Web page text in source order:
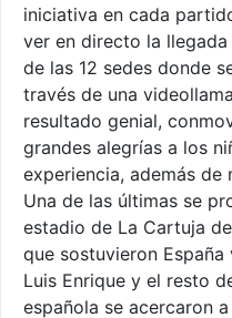
iniciativa en cada
ver en directo la
de las 12 sedes donde
través de una
resultado genial,
grandes alegrías a los
experiencia, además de
Una de las últimas se
estadio de La Cartuja
que sostuvieron España
Luis Enrique y el resto
española se acercaron